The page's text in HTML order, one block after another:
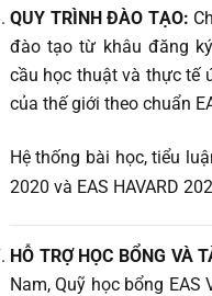
QUY TRÌNH ĐÀO TẠO:
đào tạo từ khâu đăng
cầu học thuật và thực tế
của thế giới theo chuẩn
Hệ thống bài học, tiểu
2020 và EAS HAVARD
HỖ TRỢ HỌC BỔNG VÀ
Nam, Quỹ học bổng